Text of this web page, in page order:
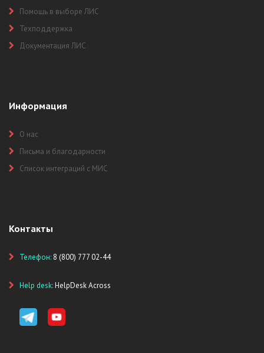
Помощь в выборе ЛИС
Техподдержка
Документация ЛИС
Информация
О нас
Письма и благодарности
Список интеграций с МИС
Контакты
Телефон: 8 (800) 777 02-44
Help desk:HelpDesk Across